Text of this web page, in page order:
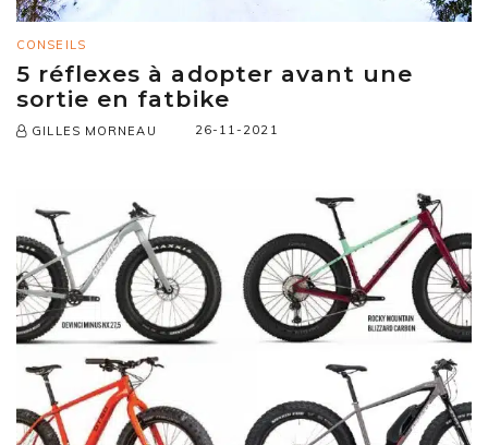
CONSEILS
5 réflexes à adopter avant une
sortie en fatbike
GILLES MORNEAU 26-11-2021